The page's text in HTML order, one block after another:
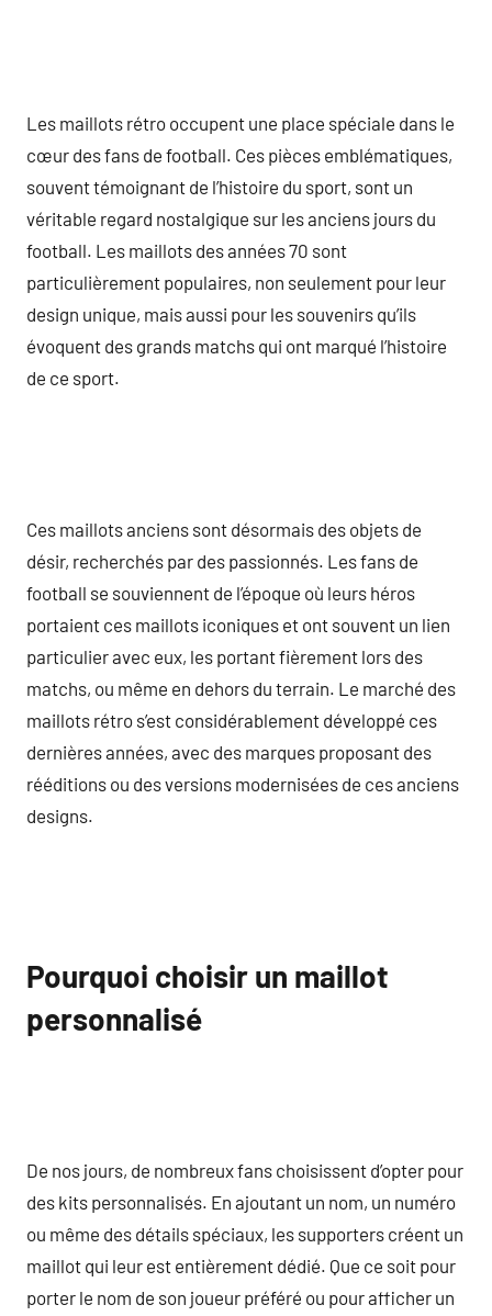
Les maillots rétro occupent une place spéciale dans le
cœur des fans de football. Ces pièces emblématiques,
souvent témoignant de l’histoire du sport, sont un
véritable regard nostalgique sur les anciens jours du
football. Les maillots des années 70 sont
particulièrement populaires, non seulement pour leur
design unique, mais aussi pour les souvenirs qu’ils
évoquent des grands matchs qui ont marqué l’histoire
de ce sport.
Ces maillots anciens sont désormais des objets de
désir, recherchés par des passionnés. Les fans de
football se souviennent de l’époque où leurs héros
portaient ces maillots iconiques et ont souvent un lien
particulier avec eux, les portant fièrement lors des
matchs, ou même en dehors du terrain. Le marché des
maillots rétro s’est considérablement développé ces
dernières années, avec des marques proposant des
rééditions ou des versions modernisées de ces anciens
designs.
Pourquoi choisir un maillot
personnalisé
De nos jours, de nombreux fans choisissent d’opter pour
des kits personnalisés. En ajoutant un nom, un numéro
ou même des détails spéciaux, les supporters créent un
maillot qui leur est entièrement dédié. Que ce soit pour
porter le nom de son joueur préféré ou pour afficher un